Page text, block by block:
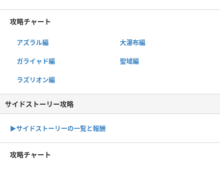
攻略チャート
アズラル編 大瀑布編
ガライャド編 聖域編
ラズリオン編
サイドストーリー攻略
▶サイドストーリーの一覧と報酬
攻略チャート